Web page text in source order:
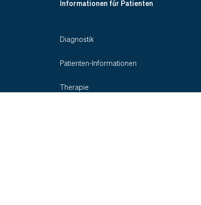
Informationen für Patienten
Diagnostik
Patienten-Informationen
Therapie